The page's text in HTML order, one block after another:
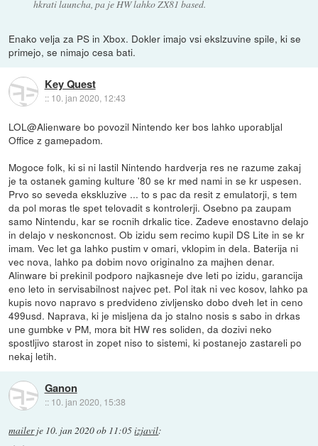
hkrati launcha, pa je HW lahko ZX81 based.
Enako velja za PS in Xbox. Dokler imajo vsi ekslzuvine spile, ki se
primejo, se nimajo cesa bati.
Key Quest
:: 10. jan 2020, 12:43
LOL@Alienware bo povozil Nintendo ker bos lahko uporabljal
Office z gamepadom.
Mogoce folk, ki si ni lastil Nintendo hardverja res ne razume zakaj
je ta ostanek gaming kulture '80 se kr med nami in se kr uspesen.
Prvo so seveda ekskluzive ... to s pac da resit z emulatorji, s tem
da pol moras tle spet telovadit s kontrolerji. Osebno pa zaupam
samo Nintendu, kar se rocnih drkalic tice. Zadeve enostavno delajo
in delajo v neskoncnost. Ob izidu sem recimo kupil DS Lite in se kr
imam. Vec let ga lahko pustim v omari, vklopim in dela. Baterija ni
vec nova, lahko pa dobim novo originalno za majhen denar.
Alinware bi prekinil podporo najkasneje dve leti po izidu, garancija
eno leto in servisabilnost najvec pet. Pol itak ni vec kosov, lahko pa
kupis novo napravo s predvideno zivljensko dobo dveh let in ceno
499usd. Naprava, ki je misljena da jo stalno nosis s sabo in drkas
une gumbke v PM, mora bit HW res soliden, da dozivi neko
spostljivo starost in zopet niso to sistemi, ki postanejo zastareli po
nekaj letih.
Ganon
:: 10. jan 2020, 15:38
mailerje 10. jan 2020 ob 11:05izjavil: